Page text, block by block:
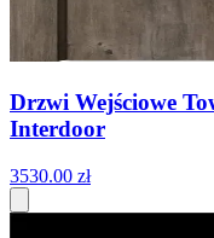
Drzwi Wejściowe
Interdoor
3530.00 zł